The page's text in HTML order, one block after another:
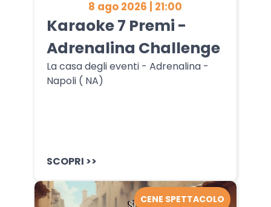
8 ago 2026 | 21:00
Karaoke 7 Premi -
Adrenalina Challenge
La casa degli eventi - Adrenalina -
Napoli ( NA)
SCOPRI >>
CENE SPETTACOLO